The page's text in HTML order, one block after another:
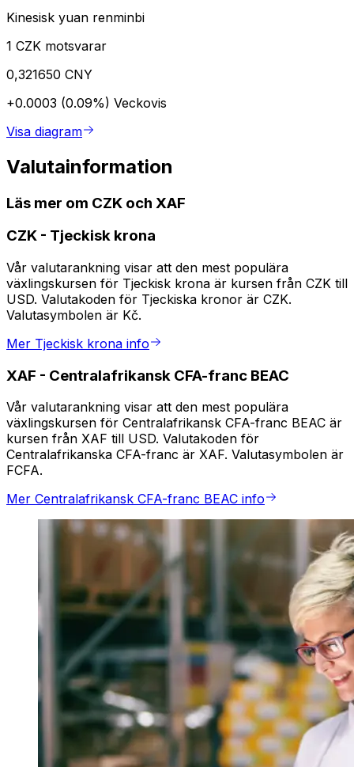
Kinesisk yuan renminbi
1 CZK motsvarar
0,321650 CNY
+0.0003 (0.09%) Veckovis
Visa diagram
Valutainformation
Läs mer om CZK och XAF
CZK - Tjeckisk krona
Vår valutarankning visar att den mest populära
växlingskursen för Tjeckisk krona är kursen från CZK till
USD. Valutakoden för Tjeckiska kronor är CZK.
Valutasymbolen är Kč.
Mer Tjeckisk krona info
XAF - Centralafrikansk CFA-franc BEAC
Vår valutarankning visar att den mest populära
växlingskursen för Centralafrikansk CFA-franc BEAC är
kursen från XAF till USD. Valutakoden för
Centralafrikanska CFA-franc är XAF. Valutasymbolen är
FCFA.
Mer Centralafrikansk CFA-franc BEAC info